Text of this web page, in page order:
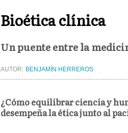
Bioética clínica
Un puente entre la
AUTOR: BENJAMÍN HERREROS
¿Cómo equilibrar ciencia y
desempeña la ética junto al